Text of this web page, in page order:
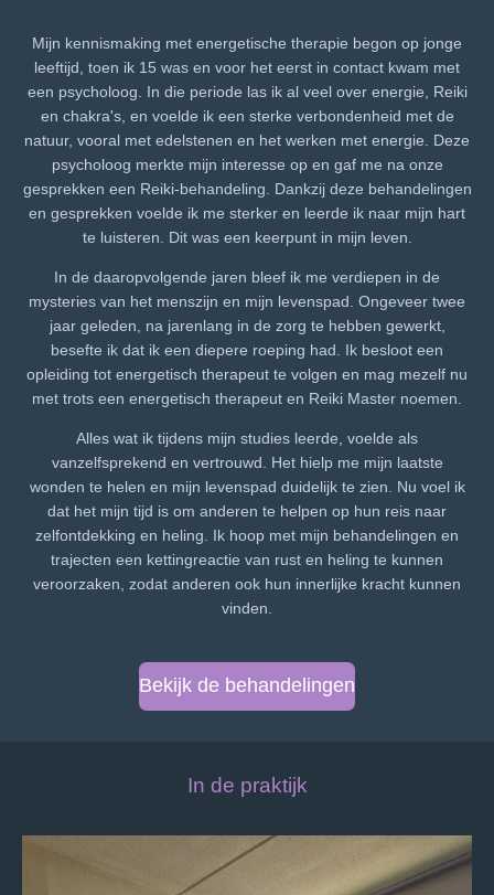
Mijn kennismaking met energetische therapie begon op jonge
leeftijd, toen ik 15 was en voor het eerst in contact kwam met
een psycholoog. In die periode las ik al veel over energie, Reiki
en chakra's, en voelde ik een sterke verbondenheid met de
natuur, vooral met edelstenen en het werken met energie. Deze
psycholoog merkte mijn interesse op en gaf me na onze
gesprekken een Reiki-behandeling. Dankzij deze behandelingen
en gesprekken voelde ik me sterker en leerde ik naar mijn hart
te luisteren. Dit was een keerpunt in mijn leven.
In de daaropvolgende jaren bleef ik me verdiepen in de
mysteries van het menszijn en mijn levenspad. Ongeveer twee
jaar geleden, na jarenlang in de zorg te hebben gewerkt,
besefte ik dat ik een diepere roeping had. Ik besloot een
opleiding tot energetisch therapeut te volgen en mag mezelf nu
met trots een energetisch therapeut en Reiki Master noemen.
Alles wat ik tijdens mijn studies leerde, voelde als
vanzelfsprekend en vertrouwd. Het hielp me mijn laatste
wonden te helen en mijn levenspad duidelijk te zien. Nu voel ik
dat het mijn tijd is om anderen te helpen op hun reis naar
zelfontdekking en heling. Ik hoop met mijn behandelingen en
trajecten een kettingreactie van rust en heling te kunnen
veroorzaken, zodat anderen ook hun innerlijke kracht kunnen
vinden.
Bekijk de behandelingen
In de praktijk